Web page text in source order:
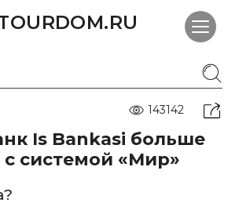
143142
Is Bankasi больше
с системой «Мир»